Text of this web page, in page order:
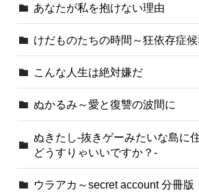
あなたが私を抱けない理由
けだものたちの時間～狂依存症候
こんな人生は絶対嫌だ
ぬかるみ～愛と復讐の波間に
ぬきたし-抜きゲーみたいな島に
どうすりゃいいですか？-
ウラアカ～secret account 分冊版